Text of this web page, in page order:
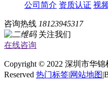
公司简介 资质认证 视
咨询热线 18123945317
关注我们
在线咨询
Copyright © 2022 深圳市华
Reserved 热门标签|网站地图